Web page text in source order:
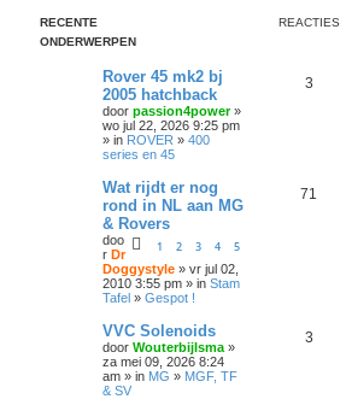
RECENTE
ONDERWERPEN
REACTIES
Rover 45 mk2 bj
2005 hatchback
door passion4power»
wo jul 22, 2026 9:25 pm
» in ROVER » 400
series en 45
3
Wat rijdt er nog
rond in NL aan MG
& Rovers
1 2 3 4 5
doo
r Dr
Doggystyle » vr jul 02,
2010 3:55 pm » in Stam
Tafel » Gespot !
71
VVC Solenoids
door Wouterbijlsma »
za mei 09, 2026 8:24
am » in MG » MGF, TF
& SV
3